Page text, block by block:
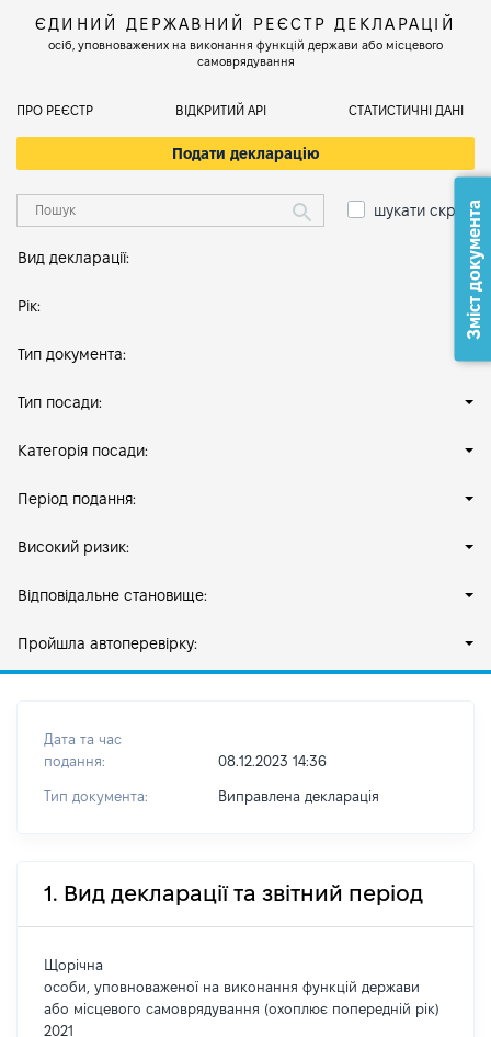
ЄДИНИЙ ДЕРЖАВНИЙ РЕЄСТР ДЕКЛАРАЦІЙ
осіб, уповноважених на виконання функцій держави або місцевого
самоврядування
ПРО РЕЄСТР ВІДКРИТИЙ АРІ СТАТИСТИЧНІ ДАНІ
Подати декларацію
шукати скрізь
Вид декларації:
Рік:
Тип документа:
Тип посади:
Категорія посади:
Період подання:
Високий ризик:
Відповідальне становище:
Пройшла автоперевірку:
Дата та час
подання:
08.12.2023 14:36
Тип документа: Виправлена декларація
1. Вид декларації та звітний період
Щорічна
особи, уповноваженої на виконання функцій держави
або місцевого самоврядування (охоплює попередній рік)
2021
Зміст документа